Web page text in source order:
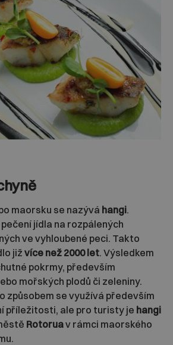
maorsku se nazývá hangi.
jídla na rozpálených
ve vyhloubené peci. Takto
již více než 2000 let. Výsledkem
pokrmy, především
mořských plodů či zeleniny.
způsobem se využívá především
příležitosti, ale pro turisty je hangi
Rotoruav rámci maorského